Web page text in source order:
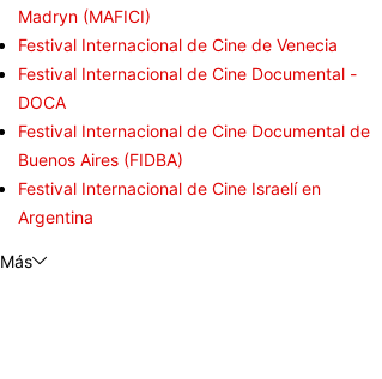
Madryn (MAFICI)
Festival Internacional de Cine de Venecia
Festival Internacional de Cine Documental -
DOCA
Festival Internacional de Cine Documental de
Buenos Aires (FIDBA)
Festival Internacional de Cine Israelí en
Argentina
Más